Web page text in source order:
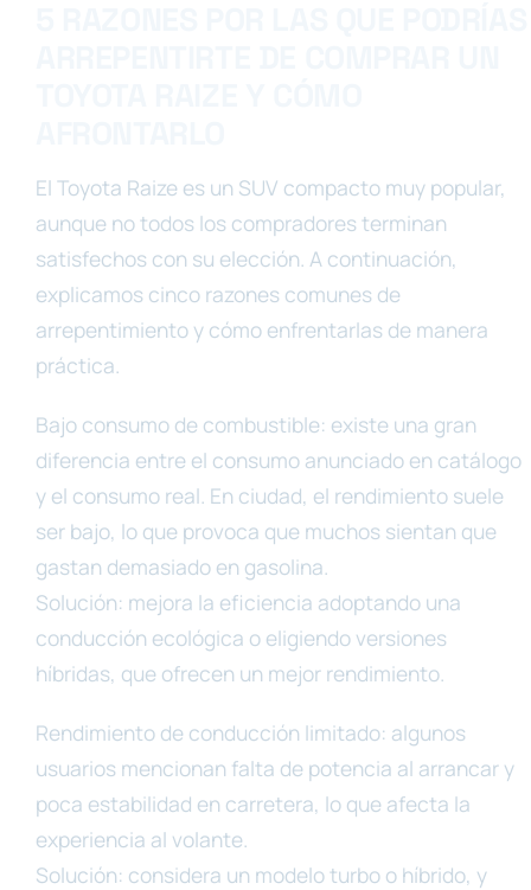
El Toyota Raize es un SUV compacto muy popular,
aunque no todos los compradores terminan
satisfechos con su elección. A continuación,
explicamos cinco razones comunes de
arrepentimiento y cómo enfrentarlas de manera
práctica.
Bajo consumo de combustible: existe una gran
diferencia entre el consumo anunciado en catálogo
y el consumo real. En ciudad, el rendimiento suele
ser bajo, lo que provoca que muchos sientan que
gastan demasiado en gasolina.
Solución: mejora la eficiencia adoptando una
conducción ecológica o eligiendo versiones
híbridas, que ofrecen un mejor rendimiento.
Rendimiento de conducción limitado: algunos
usuarios mencionan falta de potencia al arrancar y
poca estabilidad en carretera, lo que afecta la
experiencia al volante.
Solución: considera un modelo turbo o híbrido, y